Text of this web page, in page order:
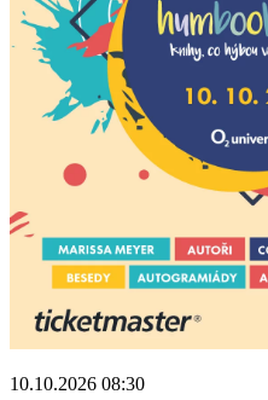
10.10.2026 08:30